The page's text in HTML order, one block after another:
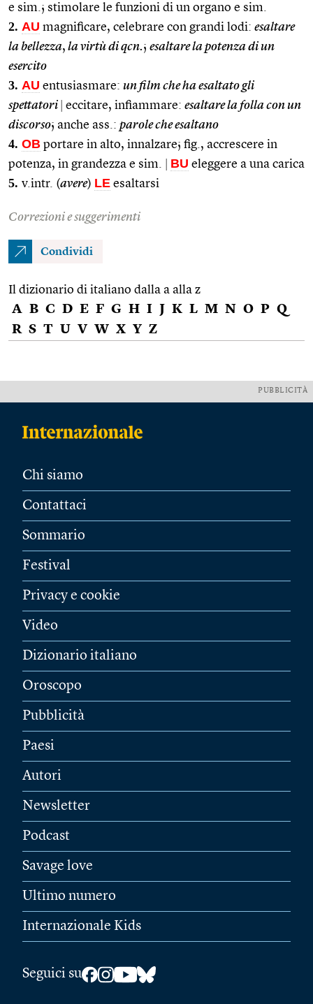
e sim.; stimolare le funzioni di un organo e sim.
2. AU magnificare, celebrare con grandi lodi: esaltare
la bellezza, la virtù di qcn.; esaltare la potenza di un
esercito
3. AU entusiasmare: un film che ha esaltato gli
spettatori
eccitare, infiammare: esaltare la folla con un
discorso; anche ass.: parole che esaltano
4. OB portare in alto, innalzare; fig., accrescere in
potenza, in grandezza e sim.
BU eleggere a una carica
5. v.intr. (avere) LE esaltarsi
Correzioni e suggerimenti
Condividi
Il dizionario di italiano dalla a alla z
A B C D E F G H I J K L M N O P Q
R S T U V W X Y Z
PUBBLICITÀ
Chi siamo
Contattaci
Sommario
Festival
Privacy e cookie
Video
Dizionario italiano
Oroscopo
Pubblicità
Paesi
Autori
Newsletter
Podcast
Savage love
Ultimo numero
Internazionale Kids
Seguici su